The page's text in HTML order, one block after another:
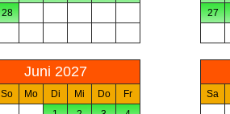
28
27
Juni 2027
So Mo Di Mi Do
Fr
Sa